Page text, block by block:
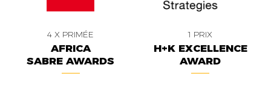
4 X PRIMÉE
AFRICA
SABRE AWARDS
1 PRIX
H+K EXCELLENCE
AWARD